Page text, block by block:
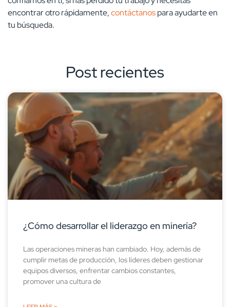
encontrar otro rápidamente,contáctanospara ayudarte en
tu búsqueda.
Post recientes
¿Cómo desarrollar el liderazgo en minería?
Las operaciones mineras han cambiado. Hoy, además de
cumplir metas de producción, los líderes deben gestionar
equipos diversos, enfrentar cambios constantes,
promover una cultura de